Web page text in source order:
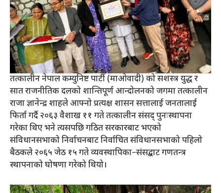
तत्कालीन नेपाल कम्युनिष्ट पार्टी (माओवादी) को सशस्त्र युद्ध र
सात राजनीतिक दलको शान्तिपूर्ण आन्दोलनको जगमा तत्कालीन
राजा ज्ञानेन्द्र शाहले आफ्नो प्रत्यक्ष शासन सत्तालाई जनतालाई
फिर्ता गर्दै २०६३ वैशाख ११ गते तत्कालीन संसद् पुनःस्थापना
गरेका थिए भने त्यसपछि गठित सरकारबाट भएको
संविधानसभाको निर्वाचनबाट निर्वाचित संविधानसभाको पहिलो
बैठकले २०६५ जेठ १५ गते व्यवस्थापिका–संसद्बाट गणतन्त्र
स्थापनाको घोषणा गरेको थियो।